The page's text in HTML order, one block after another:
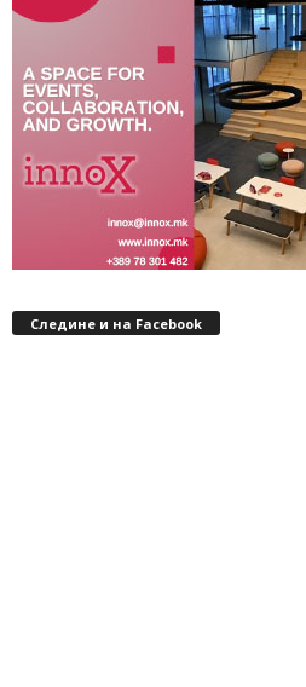
Следине и на Facebook